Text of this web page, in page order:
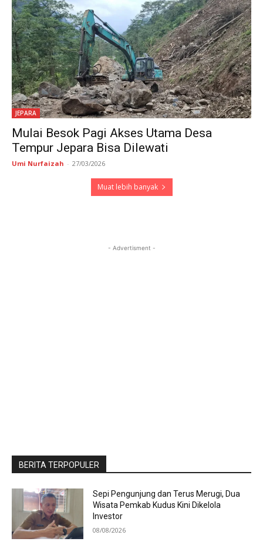
JEPARA
Mulai Besok Pagi Akses Utama Desa
Tempur Jepara Bisa Dilewati
Umi Nurfaizah - 27/03/2026
Muat lebih banyak
- Advertisment -
BERITA TERPOPULER
Sepi Pengunjung dan Terus Merugi, Dua
Wisata Pemkab Kudus Kini Dikelola
Investor
08/08/2026